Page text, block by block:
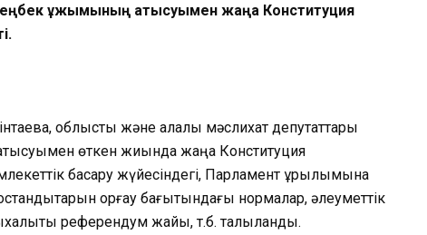
еңбек ұжымының қатысуымен жаңа Конституция
облыстық және қалалық мәслихат депутаттары
өткен жиында жаңа Конституция
басқару жүйесіндегі, Парламент құрылымына
қорғау бағытындағы нормалар, әлеуметтік
референдум жайы, т.б. талқыланды.